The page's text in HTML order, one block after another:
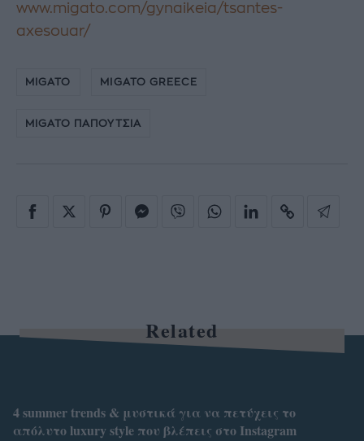
www.migato.com/gynaikeia/tsantes-
axesouar/
MIGATO MIGATO GREECE
MIGATO ΠΑΠΟΥΤΣΙΑ
Related
4 summer trends & μυστικά για να πετύχεις το
απόλυτο luxury style που βλέπεις στο Instagram